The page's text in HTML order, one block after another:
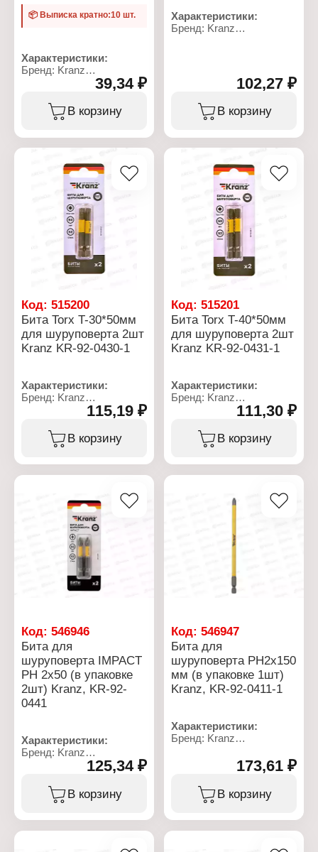
📦 Выписка кратно:10 шт.
Характеристики:
Бренд: Kranz
Артикул: KR-92-0429
Назначение: для
шуруповерта
Наконечник: T-27
Длина: 50 мм
Количество: 10 шт
Особенность:
намагниченный
наконечник
39,34 ₽
В корзину
Характеристики:
Бренд: Kranz
односторонняя
Материал: сталь S2
Длина: 50 мм
Количество: 2 шт
намагниченный
наконечник
102,27 ₽
В корзину
Код: 515200
Бита Torx T-30*50мм
для шуруповерта 2шт
Kranz KR-92-0430-1
Характеристики:
Бренд: Kranz
Артикул: KR-92-0430-1
Назначение: для
шуруповерта
Длина: 50 мм
Количество: 2 шт
Особенность:
намагниченный
наконечник
115,19 ₽
В корзину
Код:515201
Бита Torx T-40*50мм
для шуруповерта 2шт
Kranz KR-92-0431-1
Характеристики:
Бренд: Kranz
Артикул: KR-92-0431-1
Назначение: для
шуруповерта
Длина: 50 мм
намагниченный
111,30 ₽
В корзину
Код: 546946
Бита для
шуруповерта IMPACT
PH 2x50 (в упаковке
2шт) Kranz, KR-92-
0441
Характеристики:
Бренд: Kranz
Артикул: KR-92-0441
Назначение: для
шуруповерта
125,34 ₽
В корзину
Код:546947
Бита для
шуруповерта PH2х150
мм (в упаковке 1шт)
Kranz, KR-92-0411-1
Характеристики:
Бренд: Kranz
Тип товара: Бита
Назначение: для
шуруповерта
Вариация:
Материал: сталь S2
Наконечник: PH2
173,61 ₽
В корзину